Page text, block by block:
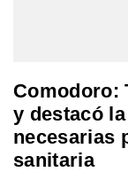
Comodoro:
y destacó
necesarias
sanitaria